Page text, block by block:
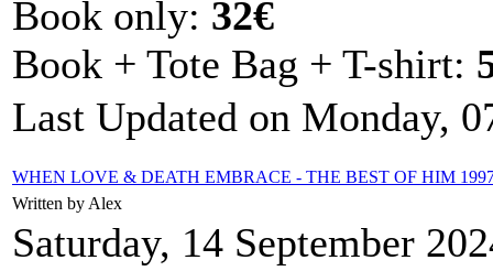
Book only: 32€
Book + Tote Bag + T-shirt:
Last Updated on Monday,
WHEN LOVE & DEATH EMBRACE - THE BEST OF HIM
Written by Alex
Saturday, 14 September